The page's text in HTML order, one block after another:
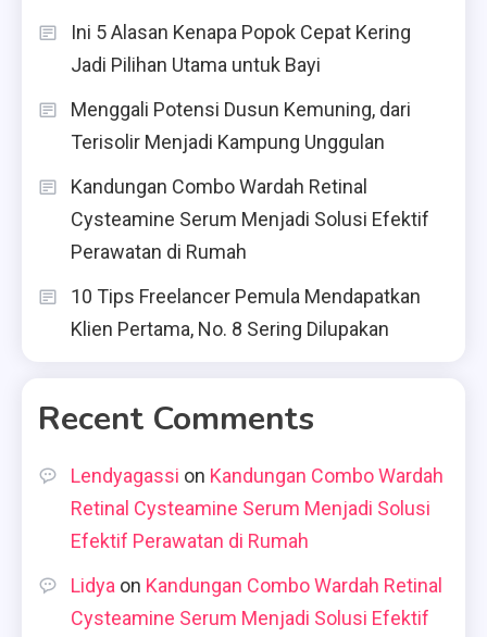
Ini 5 Alasan Kenapa Popok Cepat Kering
Jadi Pilihan Utama untuk Bayi
Menggali Potensi Dusun Kemuning, dari
Terisolir Menjadi Kampung Unggulan
Kandungan Combo Wardah Retinal
Cysteamine Serum Menjadi Solusi Efektif
Perawatan di Rumah
10 Tips Freelancer Pemula Mendapatkan
Klien Pertama, No. 8 Sering Dilupakan
Recent Comments
Lendyagassi on Kandungan Combo Wardah
Retinal Cysteamine Serum Menjadi Solusi
Efektif Perawatan di Rumah
Lidya on Kandungan Combo Wardah Retinal
Cysteamine Serum Menjadi Solusi Efektif